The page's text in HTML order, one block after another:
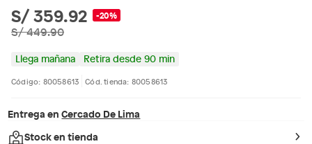
S/ 359.92 -20%
S/ 449.90
Llega mañana Retira desde 90 min
Código: 80058613 Cód. tienda: 80058613
Entrega en Cercado De Lima
Stock en tienda